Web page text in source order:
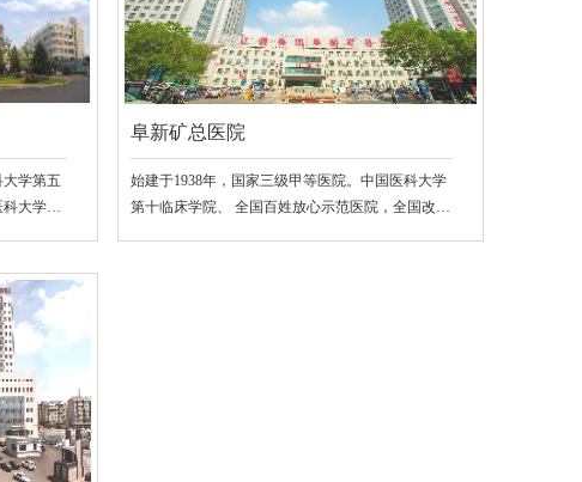
学第五
大学附
阜新矿总医院
始建于1938年，国家三级甲等医院。中国医科大学
第十临床学院、 全国百姓放心示范医院，全国改革